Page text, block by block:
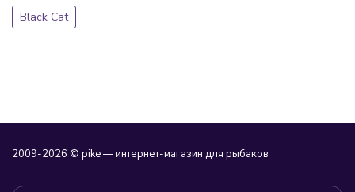
Black Cat
2009-2026 © pike — интернет-магазин для рыбаков